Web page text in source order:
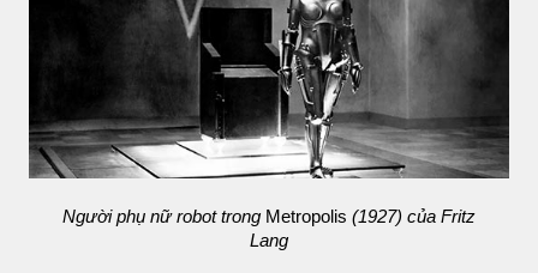
Người phụ nữ robot trong Metropolis (1927) của Fritz
Lang